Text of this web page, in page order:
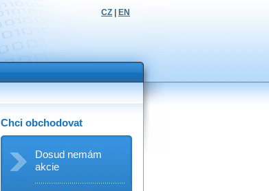
CZ EN
Chci obchodovat
Dosud nemám
akcie